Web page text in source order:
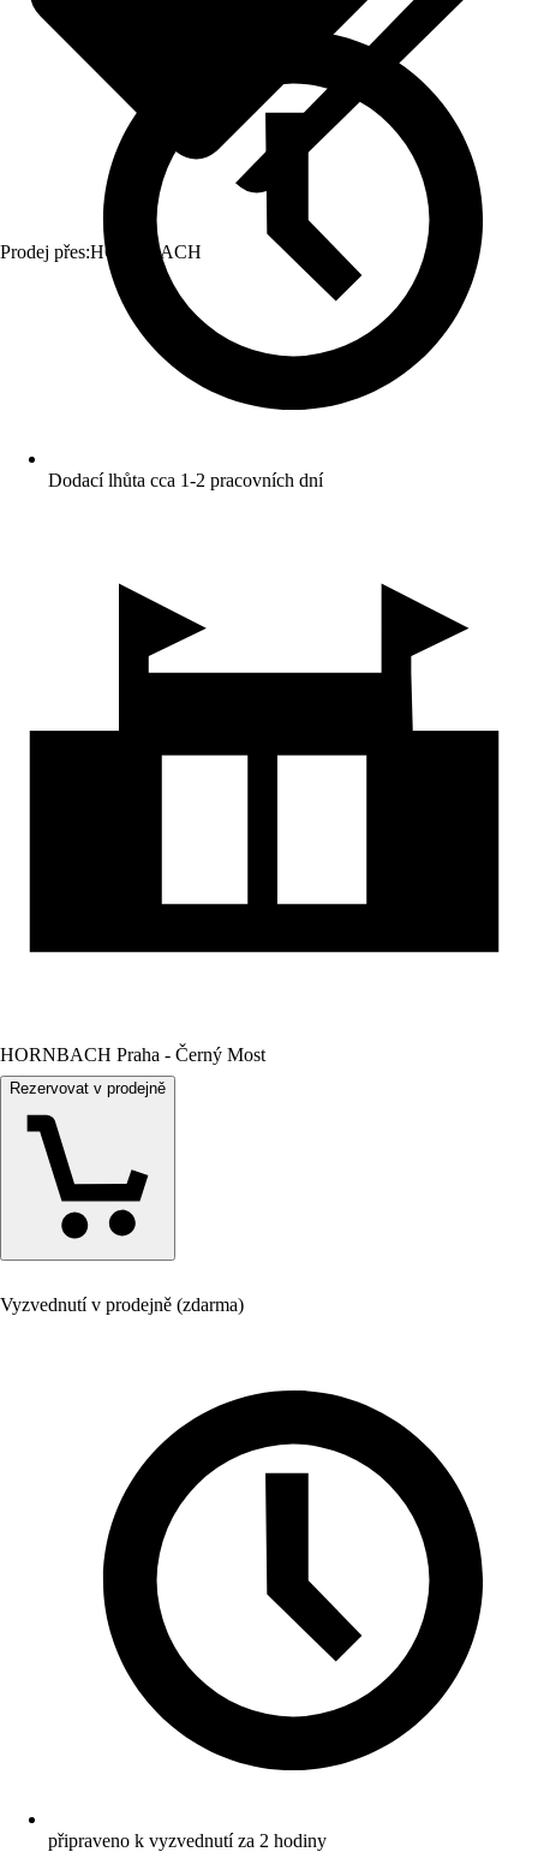
Prodej přes:HORNBACH
Dodací lhůta cca 1-2 pracovních dní
HORNBACH Praha - Černý Most
Rezervovat v prodejně
Vyzvednutí v prodejně (zdarma)
připraveno k vyzvednutí za 2 hodiny